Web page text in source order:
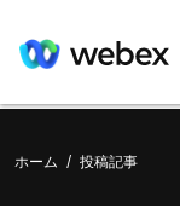
ホーム / 投稿記事